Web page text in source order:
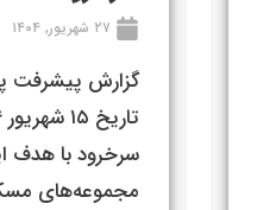
گزارش پیشرفت
سرخرود با هدف
مجموعه‌های